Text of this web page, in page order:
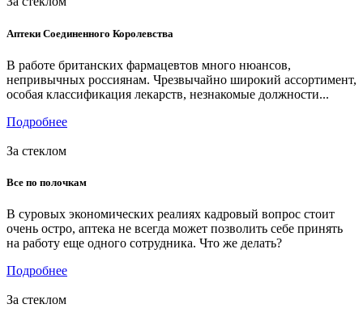
Аптеки Соединенного Королевства
В работе британских фармацевтов много нюансов,
непривычных россиянам. Чрезвычайно широкий ассортимент,
особая классификация лекарств, незнакомые должности...
Подробнее
За стеклом
Все по полочкам
В суровых экономических реалиях кадровый вопрос стоит
очень остро, аптека не всегда может позволить себе принять
на работу еще одного сотрудника. Что же делать?
Подробнее
За стеклом